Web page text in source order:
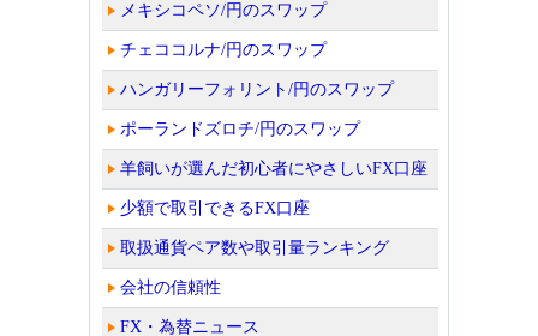
メキシコペソ/円のスワップ
チェココルナ/円のスワップ
ハンガリーフォリント/円のスワップ
ポーランドズロチ/円のスワップ
羊飼いが選んだ初心者にやさしいFX口座
少額で取引できるFX口座
取扱通貨ペア数や取引量ランキング
会社の信頼性
FX・為替ニュース